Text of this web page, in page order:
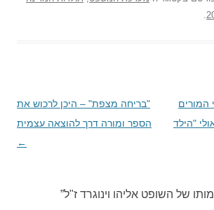
.
המורים
"הילד
"בריחה מצפת" – היכן לרכוש את
הספר ומורה דרך להוצאה עצמית
←
של השופט אליהו וינוגרד ז"ל”